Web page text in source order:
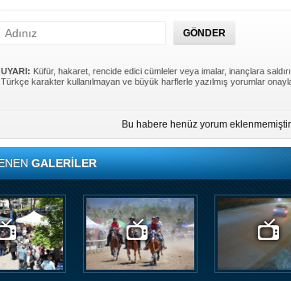
UYARI: Küfür, hakaret, rencide edici cümleler veya imalar, inançlara
Türkçe karakter kullanılmayan ve büyük harflerle yazılmış yorumlar
Bu habere henüz yorum
GALERİLER